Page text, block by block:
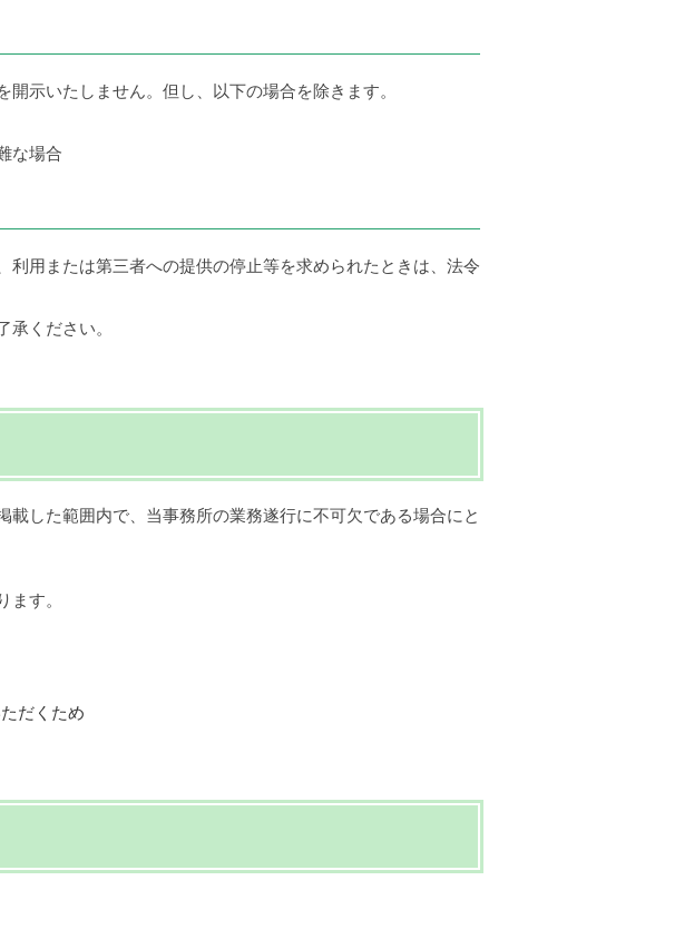
示いたしません。但し、以下の場合を除きます。
な場合
用または第三者への提供の停止等を求められたときは、法令
ください。
した範囲内で、当事務所の業務遂行に不可欠である場合にと
す。
だくため